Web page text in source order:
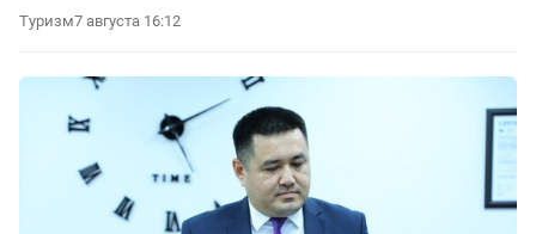
Туризм7 августа 16:12